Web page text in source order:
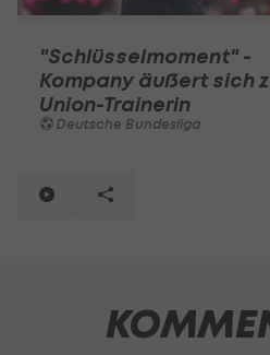
"Schlüsselmoment" -
Kompany äußert sich
Union-Trainerin
Deutsche Bundesliga